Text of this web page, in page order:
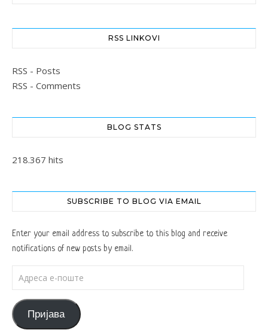
RSS LINKOVI
RSS - Posts
RSS - Comments
BLOG STATS
218.367 hits
SUBSCRIBE TO BLOG VIA EMAIL
Enter your email address to subscribe to this blog and receive
notifications of new posts by email.
Пријава